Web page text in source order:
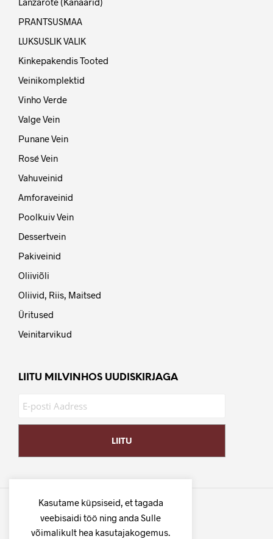
PRANTSUSMAA
LUKSUSLIK VALIK
Kinkepakendis Tooted
Veinikomplektid
Vinho Verde
Valge Vein
Punane Vein
Rosé Vein
Vahuveinid
Amforaveinid
Poolkuiv Vein
Dessertvein
Pakiveinid
Oliiviõli
Oliivid, Riis, Maitsed
Üritused
Veinitarvikud
LIITU MILVINHOS UUDISKIRJAGA
Kasutame küpsiseid, et tagada
veebisaidi töö ning anda Sulle
võimalikult hea kasutajakogemus.